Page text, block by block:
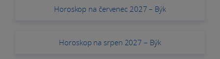
Horoskop na červenec 2027 – Býk
Horoskop na srpen 2027 – Býk